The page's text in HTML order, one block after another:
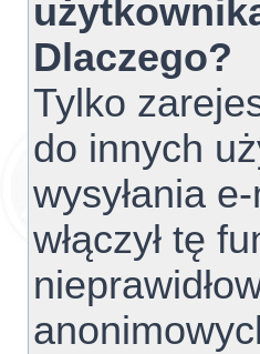
Dlaczego?
Tylko
do innych
wysyłania
włączył tę